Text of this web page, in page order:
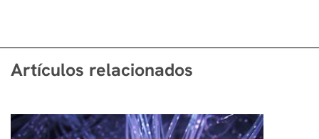
Artículos relacionados